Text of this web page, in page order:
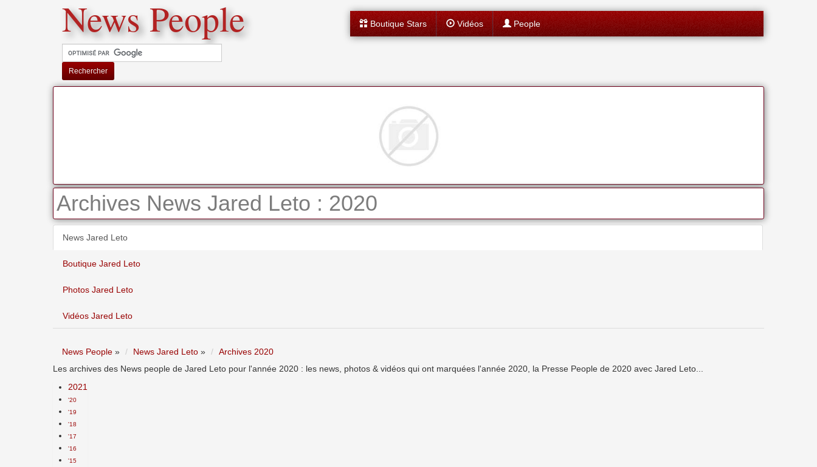
News People
Rechercher
Boutique Stars Vidéos People
Archives News Jared Leto : 2020
News Jared Leto
Boutique Jared Leto
Photos Jared Leto
Vidéos Jared Leto
News People » News Jared Leto »
Archives 2020
Les archives des News people de Jared Leto pour l'année 2020 : les news, photos & vidéos qui ont marquées l'année 2020, la Presse People de 2020 avec Jared Leto...
2021
'20
'19
'18
'17
'16
'15